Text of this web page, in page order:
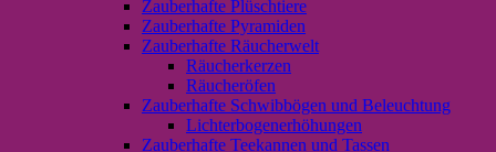
Zauberhafte Plüschtiere
Zauberhafte Pyramiden
Zauberhafte Räucherwelt
Räucherkerzen
Räucheröfen
Zauberhafte Schwibbögen und Beleuchtung
Lichterbogenerhöhungen
Zauberhafte Teekannen und Tassen